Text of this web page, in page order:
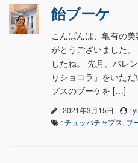
飴ブーケ
こんばんは、亀有の
がとうございました
したね。 先月、バレ
りショコラ」をいた
プスのブーケを […]
: 2021年3月15日 :
:チュッパチャプス, ブ